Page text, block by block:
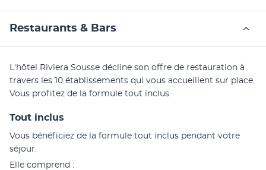
Restaurants & Bars
L'hôtel Riviera Sousse décline son offre de restauration à
travers les 10 établissements qui vous accueillent sur place.
Vous profitez de la formule tout inclus.
Tout inclus
Vous bénéficiez de la formule tout inclus pendant votre
séjour.
Elle comprend :